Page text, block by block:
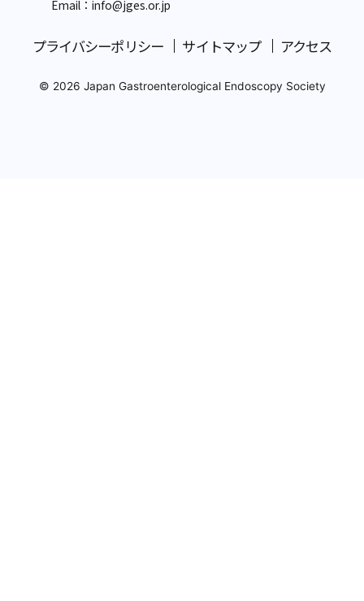
Email：info@jges.or.jp
プライバシーポリシー サイトマップ アクセス
© 2026 Japan Gastroenterological Endoscopy Society